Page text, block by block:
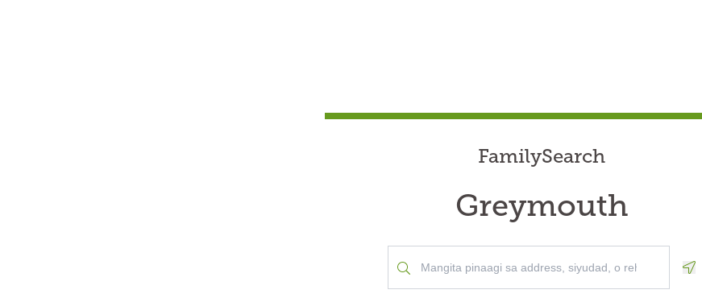
FamilySearch
Greymouth